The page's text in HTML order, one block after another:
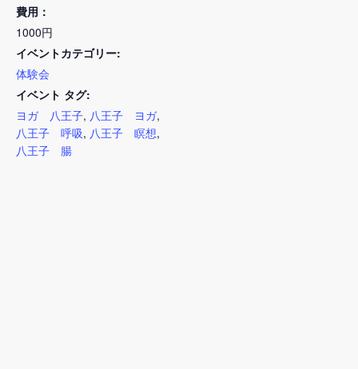
費用：
1000円
イベントカテゴリー:
体験会
イベント タグ:
ヨガ 八王子, 八王子 ヨガ,
八王子 呼吸, 八王子 瞑想,
八王子 腸